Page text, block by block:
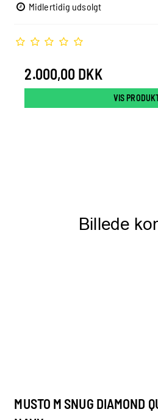
Midlertidig udsolgt
2.000,00 DKK
VIS
MUSTO M SNUG DIAMOND